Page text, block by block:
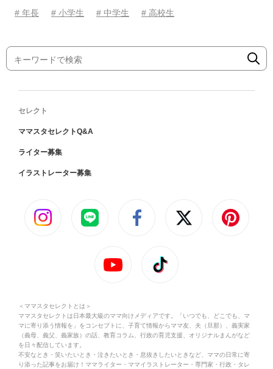
# 年長
# 小学生 # 中学生 # 高校生
セレクト
ママスタセレクトQ&A
ライター募集
イラストレーター募集
＜ママスタセレクトとは＞
ママスタセレクトは日本最大級のママ向けメディアです。「いつでも、どこでも、マ
マに寄り添う情報を」をコンセプトに、子育て情報からママ友、夫（旦那）、義実家
（義母、義父、義家族）の話、教育コラム、行政の育児支援、オリジナルまんがなど
を日々配信しています。
不安なとき・笑いたいとき・泣きたいとき・息抜きしたいときなど、ママの日常に寄
り添った記事をお届け！ママライター・ママイラストレーター・専門家・行政・タレ